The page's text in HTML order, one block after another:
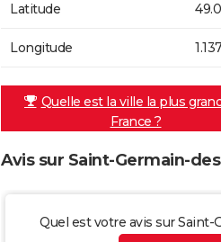
Latitude
Longitude
Quelle est la ville la plus
France ?
Avis sur Saint-Germain-
Quel est votre avis sur